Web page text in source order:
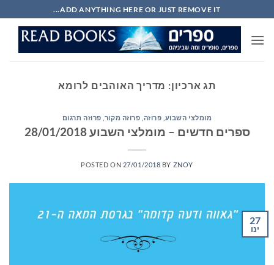
to
content
ADD ANYTHING HERE OR JUST REMOVE IT...
תג ארכיון: מדריך האוהבים לרומא
מומלצי השבוע פרוזה פרוזה מקור פרוזה תרגום
ספרים חדשים – מומלצי השבוע 28/01/2018
POSTED ON 27/01/2018 BY ZNOY
27
ינו